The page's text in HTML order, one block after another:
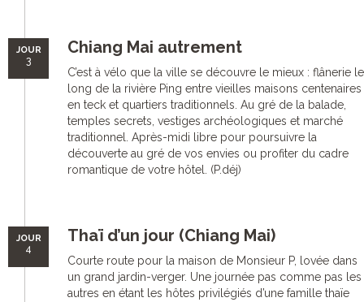
JOUR
3
Chiang Mai autrement
C’est à vélo que la ville se découvre le mieux : flânerie le
long de la rivière Ping entre vieilles maisons centenaires
en teck et quartiers traditionnels. Au gré de la balade,
temples secrets, vestiges archéologiques et marché
traditionnel. Après-midi libre pour poursuivre la
découverte au gré de vos envies ou profiter du cadre
romantique de votre hôtel. (P.déj)
JOUR
4
Thaï d’un jour (Chiang Mai)
Courte route pour la maison de Monsieur P, lovée dans
un grand jardin-verger. Une journée pas comme pas les
autres en étant les hôtes privilégiés d’une famille thaïe